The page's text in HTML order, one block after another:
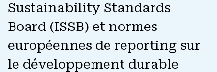
Sustainability Standards
Board (ISSB) et normes
européennes de reporting sur
le développement durable